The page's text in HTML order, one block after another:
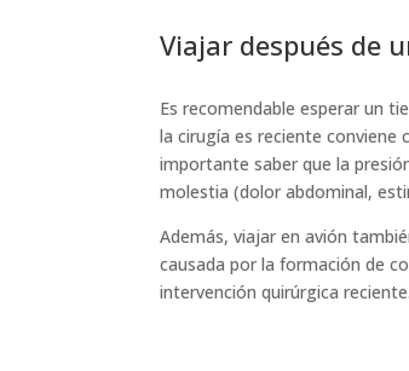
Viajar después de
Es recomendable esperar un
la cirugía es reciente conviene
importante saber que la
molestia (dolor abdominal,
Además, viajar en avión
causada por la formación de
intervención quirúrgica reciente.